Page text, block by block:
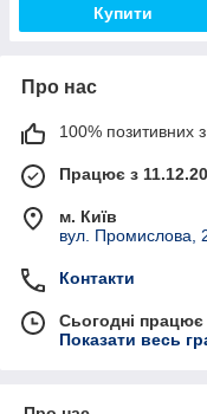
Купити
Про нас
100% позитивних з
Працює з
м. Київ
вул. Промислова,
Контакти
Сьогодні
Показати весь